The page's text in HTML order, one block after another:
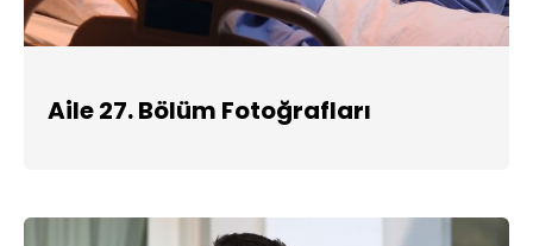
Aile 27. Bölüm Fotoğrafları